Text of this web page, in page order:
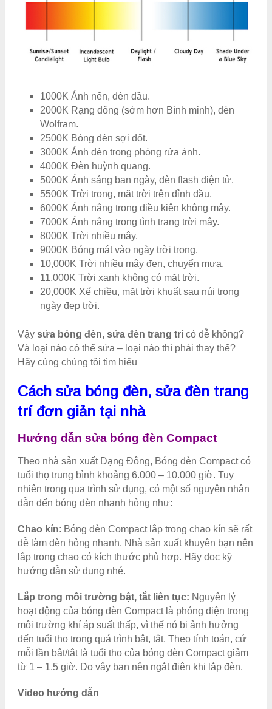
1000K Ánh nến, đèn dầu.
2000K Rạng đông (sớm hơn Bình minh), đèn
Wolfram.
2500K Bóng đèn sợi đốt.
3000K Ánh đèn trong phòng rửa ảnh.
4000K Đèn huỳnh quang.
5000K Ánh sáng ban ngày, đèn flash điện tử.
5500K Trời trong, mặt trời trên đỉnh đầu.
6000K Ánh nắng trong điều kiện không mây.
7000K Ánh nắng trong tình trạng trời mây.
8000K Trời nhiều mây.
9000K Bóng mát vào ngày trời trong.
10,000K Trời nhiều mây đen, chuyển mưa.
11,000K Trời xanh không có mặt trời.
20,000K Xế chiều, mặt trời khuất sau núi trong
ngày đẹp trời.
Vậy sửa bóng đèn, sửa đèn trang trícó dễ không?
Và loại nào có thể sửa – loại nào thì phải thay thế?
Hãy cùng chúng tôi tìm hiểu
Cách sửa bóng đèn, sửa đèn trang
trí đơn giản tại nhà
Hướng dẫn sửa bóng đèn Compact
Theo nhà sản xuất Dạng Đông, Bóng đèn Compact có
tuổi thọ trung bình khoảng 6.000 – 10.000 giờ. Tuy
nhiên trong qua trình sử dụng, có một số nguyên nhân
dẫn đến bóng đèn nhanh hỏng như:
Chao kín: Bóng đèn Compact lắp trong chao kín sẽ rất
dễ làm đèn hỏng nhanh. Nhà sản xuất khuyên bạn nên
lắp trong chao có kích thước phù hợp. Hãy đọc kỹ
hướng dẫn sử dụng nhé.
Lắp trong môi trường bật, tắt liên tục: Nguyên lý
hoạt động của bóng đèn Compact là phóng điện trong
môi trường khí áp suất thấp, vì thế nó bị ảnh hưởng
đến tuổi thọ trong quá trình bật, tắt. Theo tính toán, cứ
mỗi lần bật/tắt là tuổi thọ của bóng đèn Compact giảm
từ 1 – 1,5 giờ. Do vậy bạn nên ngắt điện khi lắp đèn.
Video hướng dẫn